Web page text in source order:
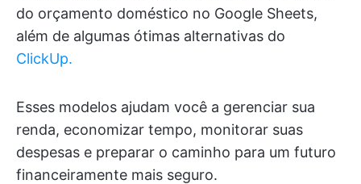
do orçamento doméstico no Google Sheets,
além de algumas ótimas alternativas do
ClickUp.
Esses modelos ajudam você a gerenciar sua
renda, economizar tempo, monitorar suas
despesas e preparar o caminho para um futuro
financeiramente mais seguro.